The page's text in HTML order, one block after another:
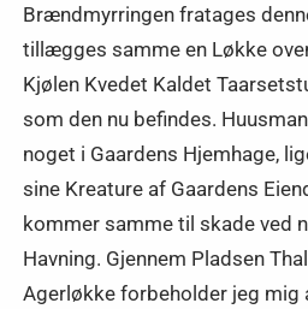
Brændmyrringen fratages
tillægges samme en Løkke
Kjølen Kvedet Kaldet
som den nu befindes.
noget i Gaardens Hjemhage,
sine Kreature af Gaardens
kommer samme til skade ved
Havning. Gjennem Pladsen
Agerløkke forbeholder jeg mig